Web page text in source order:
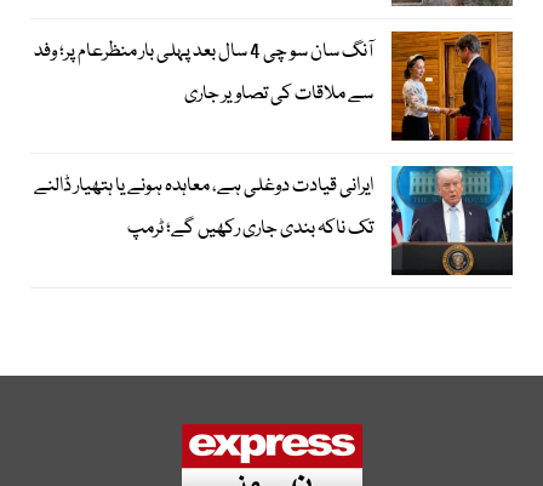
آنگ سان سو چی 4 سال بعد پہلی بار منظرعام پر؛ وفد
سے ملاقات کی تصاویر جاری
ایرانی قیادت دوغلی ہے، معاہدہ ہونے یا ہتھیار ڈالنے
تک ناکہ بندی جاری رکھیں گے؛ ٹرمپ